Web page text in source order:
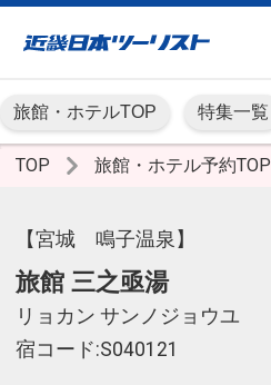
旅館・ホテルTOP 特集一覧
TOP 旅館・ホテル予約TOP
【宮城 鳴子温泉】
旅館 三之亟湯
リョカン サンノジョウユ
宿コード:S040121